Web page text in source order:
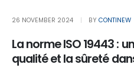
26 NOVEMBER 2024 BY CONTINEW
La norme ISO 19443 :
qualité et la sûreté